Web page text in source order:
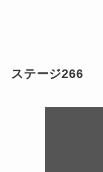
ステージ266